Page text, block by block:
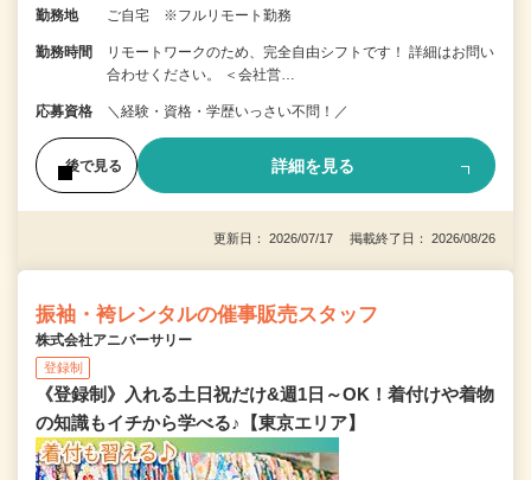
勤務地 ご自宅 ※フルリモート勤務
勤務時間
リモートワークのため、完全自由シフトです！ 詳細はお問い
合わせください。 ＜会社営…
応募資格 ＼経験・資格・学歴いっさい不問！／
後で見る 詳細を見る
更新日： 2026/07/17 掲載終了日： 2026/08/26
振袖・袴レンタルの催事販売スタッフ
株式会社アニバーサリー
登録制
《登録制》入れる土日祝だけ&週1日～OK！着付けや着物
の知識もイチから学べる♪【東京エリア】